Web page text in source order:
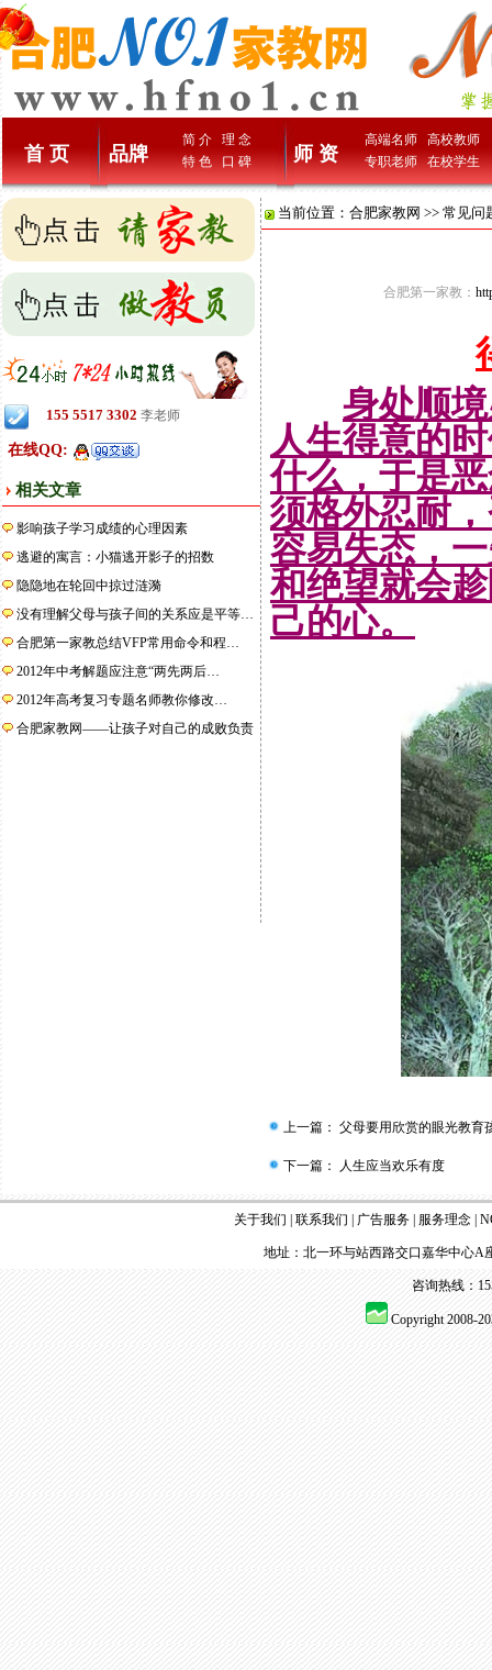
首 页 品牌
简 介
理 念
特 色
口 碑 师 资
高端名师
高校教师
专职老师
在校学生
155 5517 3302 李老师
在线QQ:
相关文章
影响孩子学习成绩的心理因素
逃避的寓言：小猫逃开影子的招数
隐隐地在轮回中掠过涟漪
没有理解父母与孩子间的关系应是平等…
合肥第一家教总结VFP常用命令和程…
2012年中考解题应注意“两先两后…
2012年高考复习专题名师教你修改…
合肥家教网——让孩子对自己的成败负责
当前位置： 合肥家教网 >> 常见问
合肥第一家教：
身处顺
人生得意的
什么，于是
须格外忍耐
容易失态，
和绝望就会
己的心。
上一篇： 父母要用欣赏的眼光教育
下一篇： 人生应当欢乐有度
关于我们 联系我们 广告服务| 服务理念|
地址：北一环与站西路交口嘉华中心
咨询热线：
Copyright 2008-